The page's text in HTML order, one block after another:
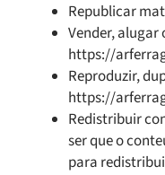
Republicar
Vender,
https://
Reproduzir,
https://
Redistribuir
ser que o
para